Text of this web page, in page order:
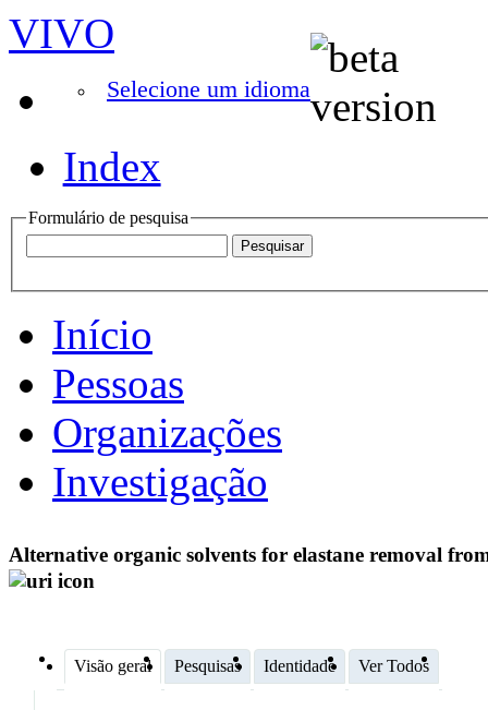
VIVO
Selecione um idioma
Index
Formulário de pesquisa
Início
Pessoas
Organizações
Investigação
Alternative organic solvents for elastane removal
Visão geral Pesquisas Identidade Ver Todos